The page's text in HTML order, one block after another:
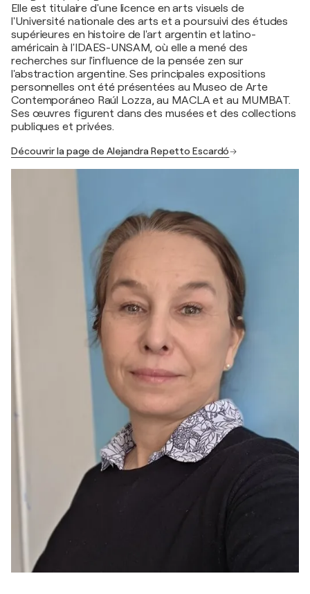
Elle est titulaire d'une licence en arts visuels de
l'Université nationale des arts et a poursuivi des études
supérieures en histoire de l'art argentin et latino-
américain à l'IDAES-UNSAM, où elle a mené des
recherches sur l'influence de la pensée zen sur
l'abstraction argentine. Ses principales expositions
personnelles ont été présentées au Museo de Arte
Contemporáneo Raúl Lozza, au MACLA et au MUMBAT.
Ses œuvres figurent dans des musées et des collections
publiques et privées.
Découvrir la page de Alejandra Repetto Escardó